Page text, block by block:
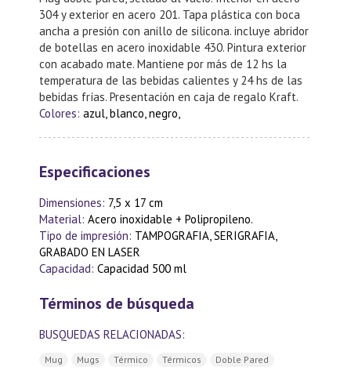
304 y exterior en acero 201. Tapa plástica con boca
ancha a presión con anillo de silicona. incluye abridor
de botellas en acero inoxidable 430. Pintura exterior
con acabado mate. Mantiene por más de 12 hs la
temperatura de las bebidas calientes y 24 hs de las
bebidas frías. Presentación en caja de regalo Kraft.
Colores: azul, blanco, negro,
Especificaciones
Dimensiones: 7,5 x 17 cm
Material: Acero inoxidable + Polipropileno.
Tipo de impresión: TAMPOGRAFIA, SERIGRAFIA,
GRABADO EN LASER
Capacidad: Capacidad 500 ml
Términos de búsqueda
BUSQUEDAS RELACIONADAS:
Mug Mugs Térmico Térmicos
Doble Pared